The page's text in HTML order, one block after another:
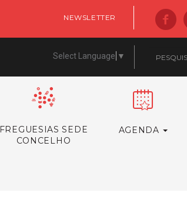
NEWSLETTER
Select Language ▼
FREGUESIAS SEDE
CONCELHO
AGENDA